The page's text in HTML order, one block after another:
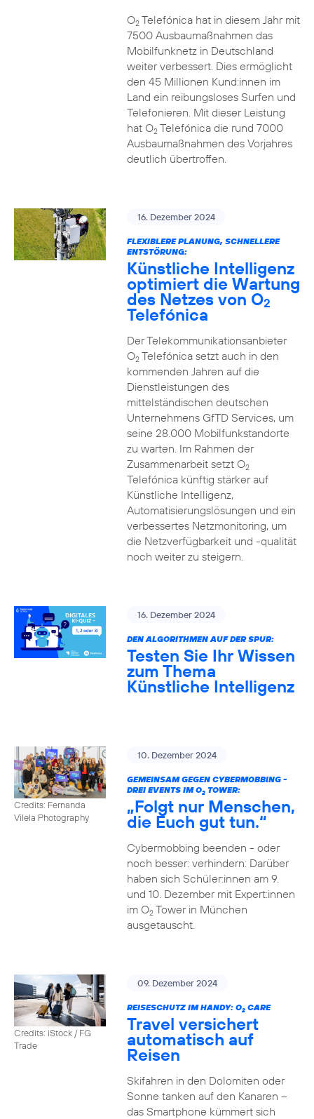
O2Telefónica hat in diesem Jahr mit
7500 Ausbaumaßnahmen das
Mobilfunknetz in Deutschland
weiter verbessert. Dies ermöglicht
den 45 Millionen Kund:innen im
Land ein reibungsloses Surfen und
Telefonieren. Mit dieser Leistung
hat O2Telefónica die rund 7000
Ausbaumaßnahmen des Vorjahres
deutlich übertroffen.
16. Dezember 2024
FLEXIBLERE PLANUNG, SCHNELLERE
ENTSTÖRUNG:
Künstliche Intelligenz
optimiert die Wartung
des Netzes von O2
Telefónica
Der Telekommunikationsanbieter
O2Telefónica setzt auch in den
kommenden Jahren auf die
Dienstleistungen des
mittelständischen deutschen
Unternehmens GfTD Services, um
seine 28.000 Mobilfunkstandorte
zu warten. Im Rahmen der
Zusammenarbeit setzt O2
Telefónica künftig stärker auf
Künstliche Intelligenz,
Automatisierungslösungen und ein
verbessertes Netzmonitoring, um
die Netzverfügbarkeit und -qualität
noch weiter zu steigern.
16. Dezember 2024
DEN ALGORITHMEN AUF DER SPUR:
Testen Sie Ihr Wissen
zum Thema
Künstliche Intelligenz
Credits: Fernanda
Vilela Photography
10. Dezember 2024
GEMEINSAM GEGEN CYBERMOBBING -
DREI EVENTS IM O2TOWER:
„Folgt nur Menschen,
die Euch gut tun.“
Cybermobbing beenden - oder
noch besser: verhindern: Darüber
haben sich Schüler:innen am 9.
und 10. Dezember mit Expert:innen
im O2Tower in München
ausgetauscht.
Credits: iStock / FG
Trade
09. Dezember 2024
REISESCHUTZ IM HANDY: O2CARE
Travel versichert
automatisch auf
Reisen
Skifahren in den Dolomiten oder
Sonne tanken auf den Kanaren –
das Smartphone kümmert sich